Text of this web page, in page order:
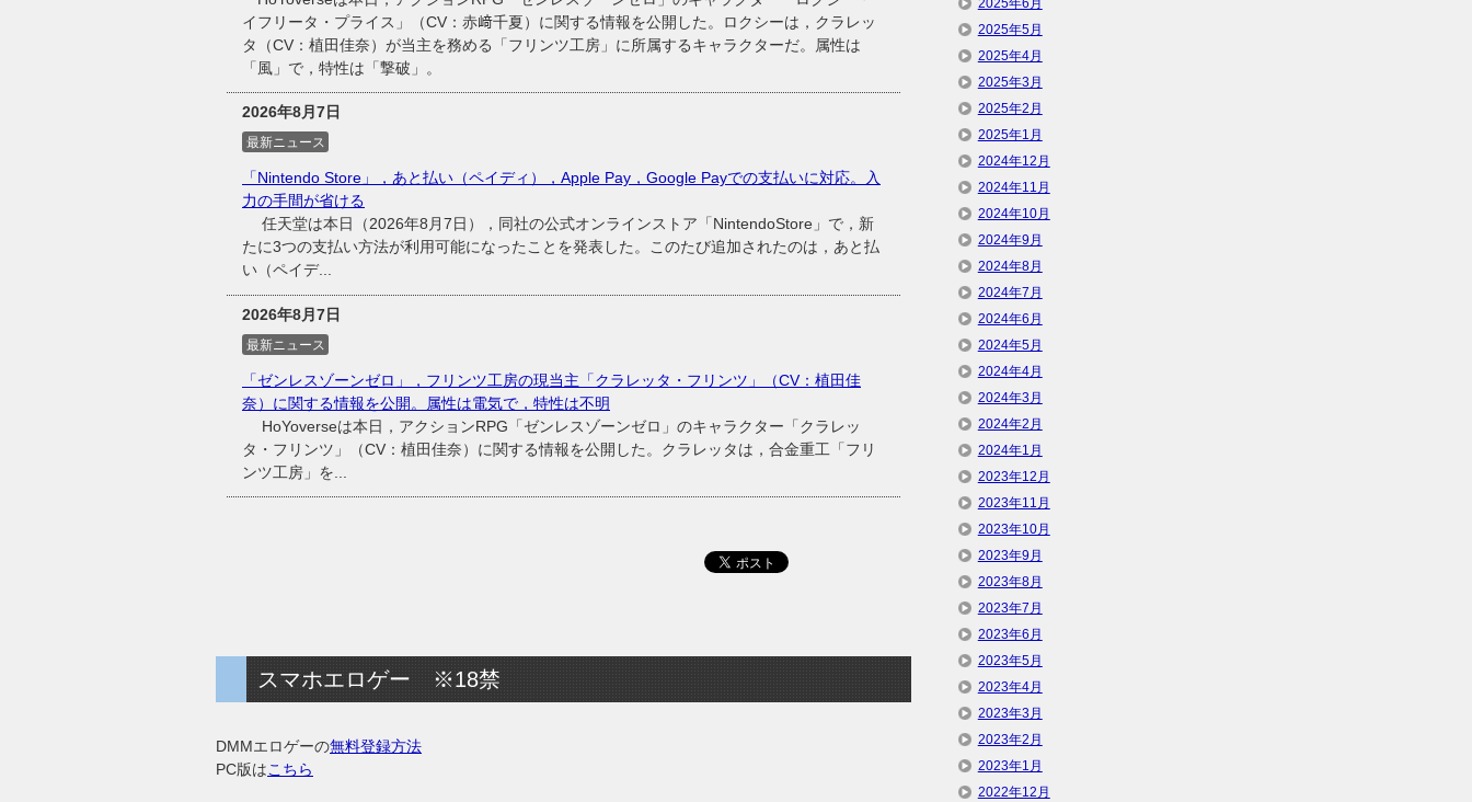
イフリータ・プライス」（CV：赤﨑千夏）に関する情報を公開した。ロクシーは，クラレッ
タ（CV：植田佳奈）が当主を務める「フリンツ工房」に所属するキャラクターだ。属性は
「風」で，特性は「撃破」。
2026年8月7日
最新ニュース
「Nintendo Store」，あと払い（ペイディ），Apple Pay，Google Payでの支払いに対応。入
力の手間が省ける
任天堂は本日（2026年8月7日），同社の公式オンラインストア「NintendoStore」で，新
たに3つの支払い方法が利用可能になったことを発表した。このたび追加されたのは，あと払
い（ペイデ...
2026年8月7日
最新ニュース
「ゼンレスゾーンゼロ」，フリンツ工房の現当主「クラレッタ・フリンツ」（CV：植田佳
奈）に関する情報を公開。属性は電気で，特性は不明
HoYoverseは本日，アクションRPG「ゼンレスゾーンゼロ」のキャラクター「クラレッ
タ・フリンツ」（CV：植田佳奈）に関する情報を公開した。クラレッタは，合金重工「フリ
ンツ工房」を...
スマホエロゲー ※18禁
DMMエロゲーの無料登録方法
PC版はこちら
2025年6月
2025年5月
2025年4月
2025年3月
2025年2月
2025年1月
2024年12月
2024年11月
2024年10月
2024年9月
2024年8月
2024年7月
2024年6月
2024年5月
2024年4月
2024年3月
2024年2月
2024年1月
2023年12月
2023年11月
2023年10月
2023年9月
2023年8月
2023年7月
2023年6月
2023年5月
2023年4月
2023年3月
2023年2月
2023年1月
2022年12月